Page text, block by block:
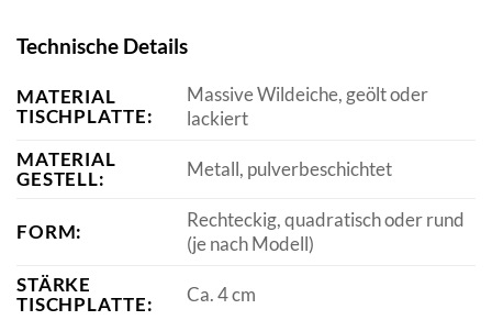
Technische Details
MATERIAL
TISCHPLATTE:
Massive Wildeiche, geölt oder
lackiert
MATERIAL
GESTELL:
Metall, pulverbeschichtet
FORM:
Rechteckig, quadratisch oder rund
(je nach Modell)
STÄRKE
TISCHPLATTE:
Ca. 4 cm